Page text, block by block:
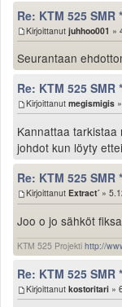
Re: KTM 525 SMR
Kirjoittanut juhhoo001 »
Seurantaan
Re: KTM 525 SMR
Kirjoittanut megismigis
Kannattaa tarkistaa
johdot kun löyty
Re: KTM 525 SMR
Kirjoittanut Extract´»
Joo o jo sähköt
KTM 525 Projekti http://
Re: KTM 525 SMR
Kirjoittanut kostoritari »